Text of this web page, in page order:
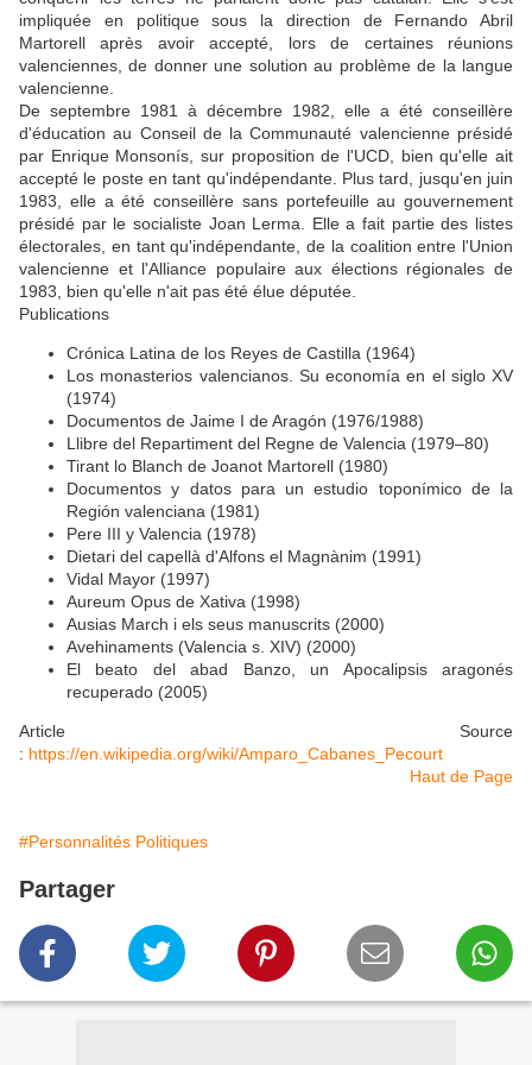
impliquée en politique sous la direction de Fernando Abril
Martorell après avoir accepté, lors de certaines réunions
valenciennes, de donner une solution au problème de la langue
valencienne.
De septembre 1981 à décembre 1982, elle a été conseillère
d'éducation au Conseil de la Communauté valencienne présidé
par Enrique Monsonís, sur proposition de l'UCD, bien qu'elle ait
accepté le poste en tant qu'indépendante. Plus tard, jusqu'en juin
1983, elle a été conseillère sans portefeuille au gouvernement
présidé par le socialiste Joan Lerma. Elle a fait partie des listes
électorales, en tant qu'indépendante, de la coalition entre l'Union
valencienne et l'Alliance populaire aux élections régionales de
1983, bien qu'elle n'ait pas été élue députée.
Publications
Crónica Latina de los Reyes de Castilla (1964)
Los monasterios valencianos. Su economía en el siglo XV
(1974)
Documentos de Jaime I de Aragón (1976/1988)
Llibre del Repartiment del Regne de Valencia (1979–80)
Tirant lo Blanch de Joanot Martorell (1980)
Documentos y datos para un estudio toponímico de la
Región valenciana (1981)
Pere III y Valencia (1978)
Dietari del capellà d'Alfons el Magnànim (1991)
Vidal Mayor (1997)
Aureum Opus de Xativa (1998)
Ausias March i els seus manuscrits (2000)
Avehinaments (Valencia s. XIV) (2000)
El beato del abad Banzo, un Apocalipsis aragonés
recuperado (2005)
Article Source
: https://en.wikipedia.org/wiki/Amparo_Cabanes_Pecourt
Haut de Page
#Personnalités Politiques
Partager